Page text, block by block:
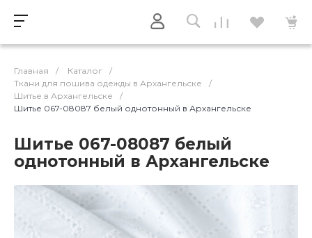
Главная / Каталог
/
Ткани для пошива одежды в Архангельске
/
Шитье в Архангельске
/
Шитье 067-08087 белый однотонный в Архангельске
Шитье 067-08087 белый
однотонный в Архангельске